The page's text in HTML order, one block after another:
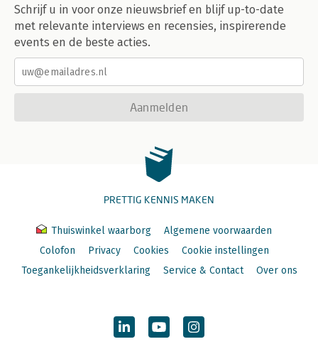
Schrijf u in voor onze nieuwsbrief en blijf up-to-date
met relevante interviews en recensies, inspirerende
events en de beste acties.
Aanmelden
PRETTIG KENNIS MAKEN
Thuiswinkel waarborg
Algemene voorwaarden
Colofon
Privacy Cookies
Cookie instellingen
Toegankelijkheidsverklaring
Service & Contact Over ons